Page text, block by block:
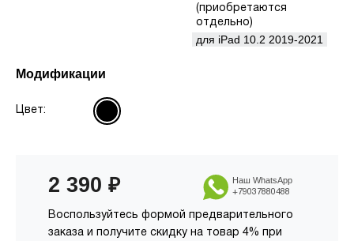
(приобретаются
отдельно)
для iPad 10.2 2019-2021
Модификации
Цвет:
2 390 ₽
Воспользуйтесь формой предварительного
заказа и получите скидку на товар 4% при
Наш WhatsApp
+79037880488